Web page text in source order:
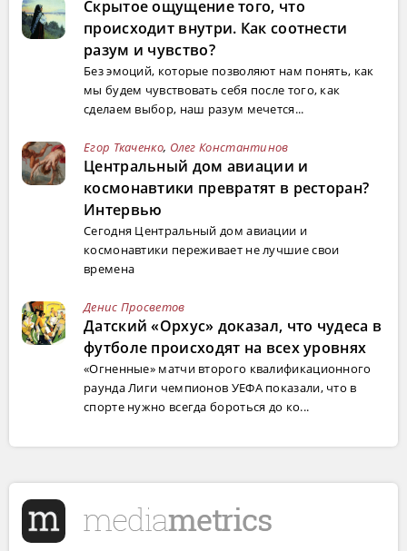
Скрытое ощущение того, что
происходит внутри. Как соотнести
разум и чувство?
Без эмоций, которые позволяют нам понять, как
мы будем чувствовать себя после того, как
сделаем выбор, наш разум мечется...
Егор Ткаченко, Олег Константинов
Центральный дом авиации и
космонавтики превратят в ресторан?
Интервью
Сегодня Центральный дом авиации и
космонавтики переживает не лучшие свои
времена
Денис Просветов
Датский «Орхус» доказал, что чудеса в
футболе происходят на всех уровнях
«Огненные» матчи второго квалификационного
раунда Лиги чемпионов УЕФА показали, что в
спорте нужно всегда бороться до ко...